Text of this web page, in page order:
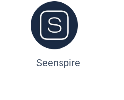
Seenspire